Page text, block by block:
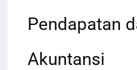
Pendapatan
Akuntansi